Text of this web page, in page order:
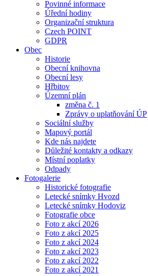
Povinné informace
Úřední hodiny
Organizační struktura
Czech POINT
GDPR
Obec
Historie
Obecní knihovna
Obecní lesy
Hřbitov
Územní plán
změna č. 1
Zprávy o uplatňování ÚP
Sociální služby
Mapový portál
Kde nás najdete
Důležité kontakty a odkazy
Místní poplatky
Odpady
Fotogalerie
Historické fotografie
Letecké snímky Hvozd
Letecké snímky Hodoviz
Fotografie obce
Foto z akcí 2026
Foto z akcí 2025
Foto z akcí 2024
Foto z akcí 2023
Foto z akcí 2022
Foto z akcí 2021